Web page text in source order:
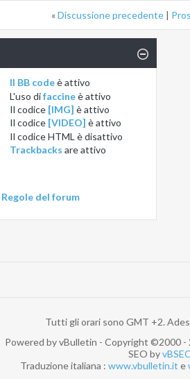
«Discussione precedente |
Il BB codeèattivo
L'uso difaccineèattivo
Il codice [IMG] èattivo
Il codice [VIDEO] èattivo
Il codice HTML èdisattivo
Trackbacks areattivo
Regole del forum
Tutti gli orari sono GMT +2.
Powered by vBulletin - Copyright ©2000
SEO by
Traduzione italiana : www.vbulletin.it e